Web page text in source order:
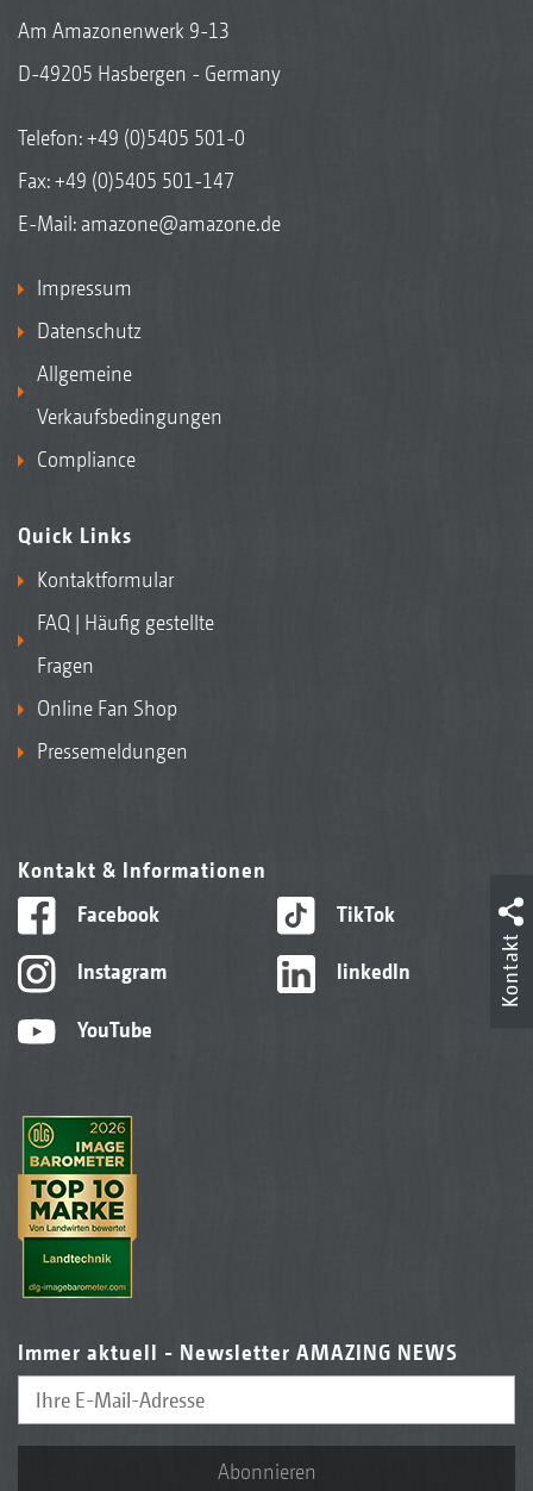
Am Amazonenwerk 9-13
D-49205 Hasbergen - Germany
Telefon:+49 (0)5405 501-0
Fax: +49 (0)5405 501-147
E-Mail: amazone@amazone.de
Impressum
Datenschutz
Allgemeine
Verkaufsbedingungen
Compliance
Quick Links
Kontaktformular
FAQ | Häufig gestellte
Fragen
Online Fan Shop
Pressemeldungen
Kontakt & Informationen
Facebook
Instagram
YouTube
TikTok
linkedIn
Immer aktuell - Newsletter AMAZING NEWS
Abonnieren
Kontakt